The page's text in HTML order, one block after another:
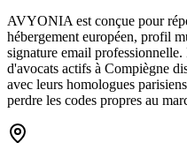
AVYONIA est conçue pour
hébergement européen, profil
signature email professionnelle.
d'avocats actifs à Compiègne
avec leurs homologues
perdre les codes propres au